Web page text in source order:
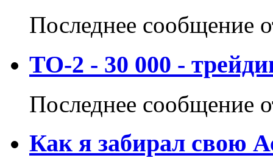
Последнее сообщение
ТО-2 - 30 000 -
Последнее сообщение
Как я забирал свою